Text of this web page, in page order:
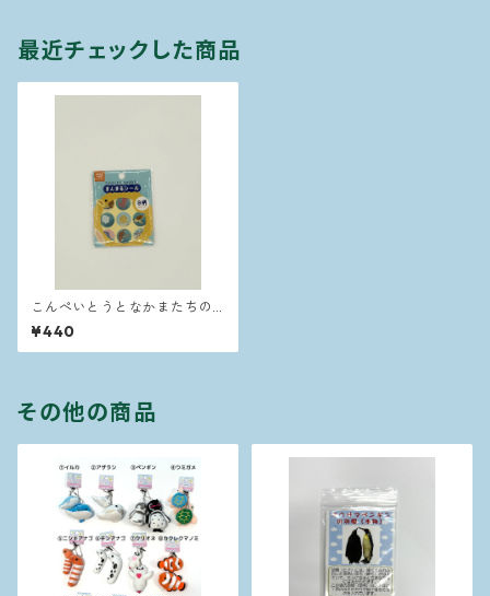
最近チェックした商品
こんぺいとうとなかまたちの
まんまるシール
¥440
その他の商品